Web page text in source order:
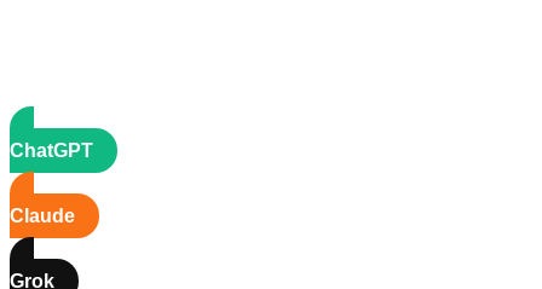
ChatGPT
Claude
Grok